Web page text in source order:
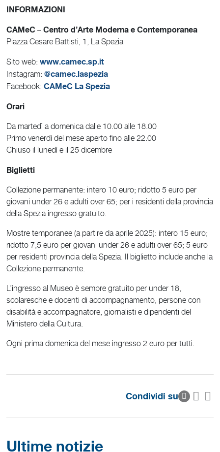
INFORMAZIONI
CAMeC–Centro d’Arte Moderna e Contemporanea
Piazza Cesare Battisti, 1, La Spezia
Sito web:www.camec.sp.it
Instagram:@camec.laspezia
Facebook:CAMeC La Spezia
Orari
Da martedì a domenica dalle 10.00 alle 18.00
Primo venerdì del mese aperto fino alle 22.00
Chiuso il lunedì e il 25 dicembre
Biglietti
Collezione permanente: intero 10 euro; ridotto 5 euro per
giovani under 26 e adulti over 65; per i residenti della provincia
della Spezia ingresso gratuito.
Mostre temporanee (a partire da aprile 2025): intero 15 euro;
ridotto 7,5 euro per giovani under 26 e adulti over 65; 5 euro
per residenti provincia della Spezia. Il biglietto include anche la
Collezione permanente.
L’ingresso al Museo è sempre gratuito per under 18,
scolaresche e docenti di accompagnamento, persone con
disabilità e accompagnatore, giornalisti e dipendenti del
Ministero della Cultura.
Ogni prima domenica del mese ingresso 2 euro per tutti.
Condividi su
Ultime notizie